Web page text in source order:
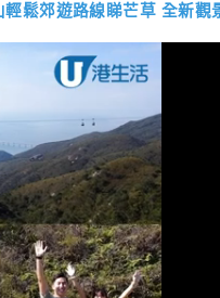
鬆郊遊路線睇芒草 全新觀